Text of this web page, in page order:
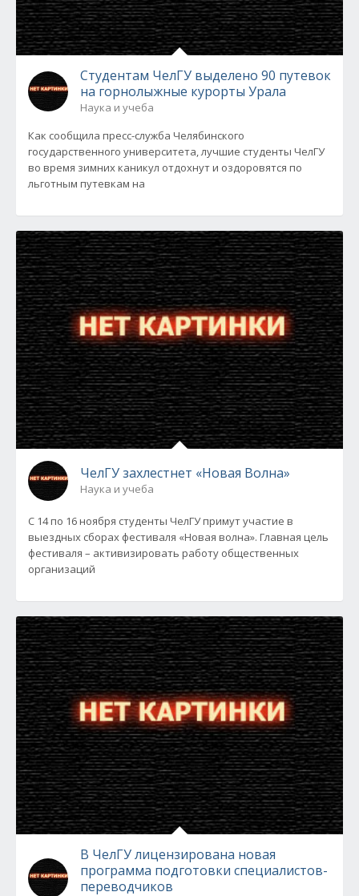
Студентам ЧелГУ выделено 90 путевок
на горнолыжные курорты Урала
Наука и учеба
Как сообщила пресс-служба Челябинского
государственного университета, лучшие студенты ЧелГУ
во время зимних каникул отдохнут и оздоровятся по
льготным путевкам на
ЧелГУ захлестнет «Новая Волна»
Наука и учеба
С 14 по 16 ноября студенты ЧелГУ примут участие в
выездных сборах фестиваля «Новая волна». Главная цель
фестиваля – активизировать работу общественных
организаций
В ЧелГУ лицензирована новая
программа подготовки специалистов-
переводчиков